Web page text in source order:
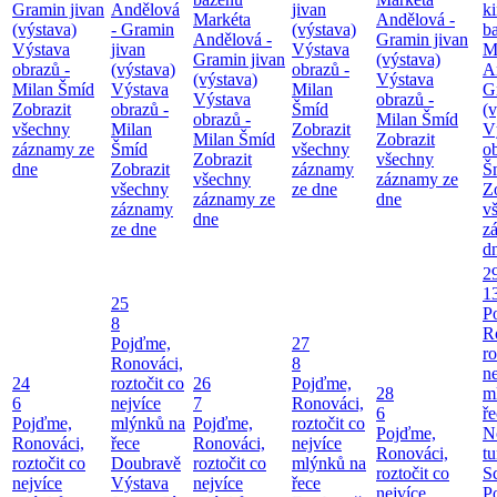
Gramin jivan
(výstava)
Výstava
obrazů -
Milan Šmíd
Zobrazit
všechny
záznamy ze
dne
Andělová
- Gramin
jivan
(výstava)
Výstava
obrazů -
Milan
Šmíd
Zobrazit
všechny
záznamy
ze dne
Markéta
Andělová -
Gramin jivan
(výstava)
Výstava
obrazů -
Milan Šmíd
Zobrazit
všechny
záznamy ze
dne
jivan
(výstava)
Výstava
obrazů -
Milan
Šmíd
Zobrazit
všechny
záznamy
ze dne
Andělová -
Gramin jivan
(výstava)
Výstava
obrazů -
Milan Šmíd
Zobrazit
všechny
záznamy ze
dne
24
6
Pojďme,
Ronováci,
roztočit co
nejvíce
25
8
Pojďme,
Ronováci,
roztočit co
nejvíce
mlýnků na
řece
Doubravě
Výstava
26
7
Pojďme,
Ronováci,
roztočit co
nejvíce
27
8
Pojďme,
Ronováci,
roztočit co
nejvíce
mlýnků na
řece
28
6
Pojďme,
Ronováci,
roztočit co
nejvíce